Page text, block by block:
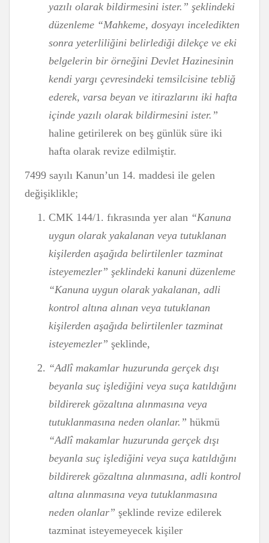
yazılı olarak bildirmesini ister.” şeklindeki
düzenleme “Mahkeme, dosyayı inceledikten
sonra yeterliliğini belirlediği dilekçe ve eki
belgelerin bir örneğini Devlet Hazinesinin
kendi yargı çevresindeki temsilcisine tebliğ
ederek, varsa beyan ve itirazlarını iki hafta
içinde yazılı olarak bildirmesini ister.”
haline getirilerek on beş günlük süre iki
hafta olarak revize edilmiştir.
7499 sayılı Kanun’un 14. maddesi ile gelen
değişiklikle;
CMK 144/1. fıkrasında yer alan “Kanuna
uygun olarak yakalanan veya tutuklanan
kişilerden aşağıda belirtilenler tazminat
isteyemezler” şeklindeki kanuni düzenleme
“Kanuna uygun olarak yakalanan, adli
kontrol altına alınan veya tutuklanan
kişilerden aşağıda belirtilenler tazminat
isteyemezler” şeklinde,
“Adlî makamlar huzurunda gerçek dışı
beyanla suç işlediğini veya suça katıldığını
bildirerek gözaltına alınmasına veya
tutuklanmasına neden olanlar.” hükmü
“Adlî makamlar huzurunda gerçek dışı
beyanla suç işlediğini veya suça katıldığını
bildirerek gözaltına alınmasına, adli kontrol
altına alınmasına veya tutuklanmasına
neden olanlar” şeklinde revize edilerek
tazminat isteyemeyecek kişiler